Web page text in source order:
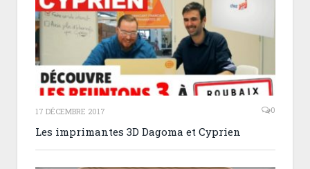
17 DÉCEMBRE 2017 0
Les imprimantes 3D Dagoma et Cyprien